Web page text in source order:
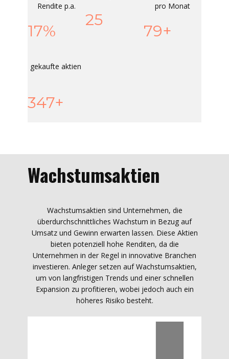
Rendite p.a.
17%
25
pro Monat
80+
gekaufte aktien
349+
Wachstumsaktien
Wachstumsaktien sind Unternehmen, die
überdurchschnittliches Wachstum in Bezug auf
Umsatz und Gewinn erwarten lassen. Diese Aktien
bieten potenziell hohe Renditen, da die
Unternehmen in der Regel in innovative Branchen
investieren. Anleger setzen auf Wachstumsaktien,
um von langfristigen Trends und einer schnellen
Expansion zu profitieren, wobei jedoch auch ein
höheres Risiko besteht.